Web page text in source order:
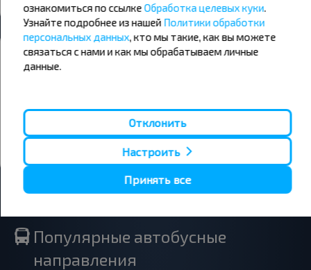
Хотите путешествовать дешевле?
Не пропусти специальные акции, скидки и другие интересные
Подписаться
Популярные автобусные
направления
ознакомиться по ссылкеОбработка целевых куки.
Узнайте подробнее из нашей Политики обработки
персональных данных, кто мы такие, как вы можете
связаться с нами и как мы обрабатываем личные
данные.
Отклонить
Настроить
Принять все